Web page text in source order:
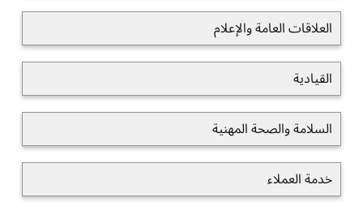
العلاقات العامة والإعلام
القيادية
السلامة والصحة المهنية
خدمة العملاء